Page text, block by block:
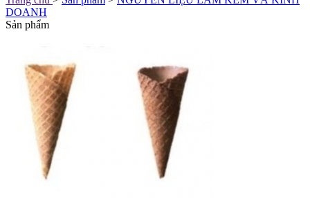
DOANH
Sản phẩm